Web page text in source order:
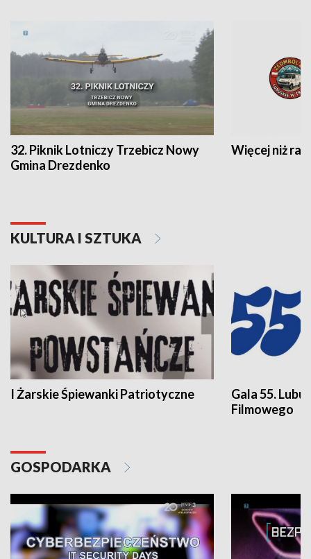
32. Piknik Lotniczy Trzebicz Nowy
Gmina Drezdenko
Więcej niż rajd
KULTURA I SZTUKA
I Żarskie Śpiewanki Patriotyczne
Gala 55.
Filmowego
GOSPODARKA